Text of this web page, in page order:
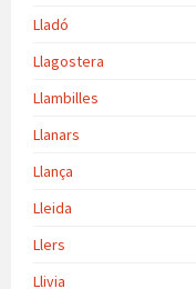
Lladó
Llagostera
Llambilles
Llanars
Llança
Lleida
Llers
Llivia